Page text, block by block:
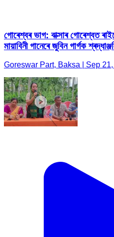
গোৰেশ্বৰ ভাগ: বাক্সাৰ গোৰেশ্বত
মায়াবিনী গানেৰে জুবিন গাৰ্গক
Goreswar Part, Baksa | Sep